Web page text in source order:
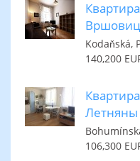
Kodaňská,
140,200
Летняны
106,300